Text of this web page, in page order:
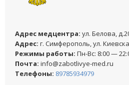
Адреc медцентра: ул. Белова,
Адреc: г. Симферополь, ул.
Режимы работы: Пн-Вс: 8:00 —
Почта: info@zabotlivye-med.ru
Телефоны: 89785934979